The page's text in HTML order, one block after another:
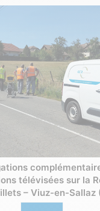
télévisées sur la
– Viuz-en-Sallaz